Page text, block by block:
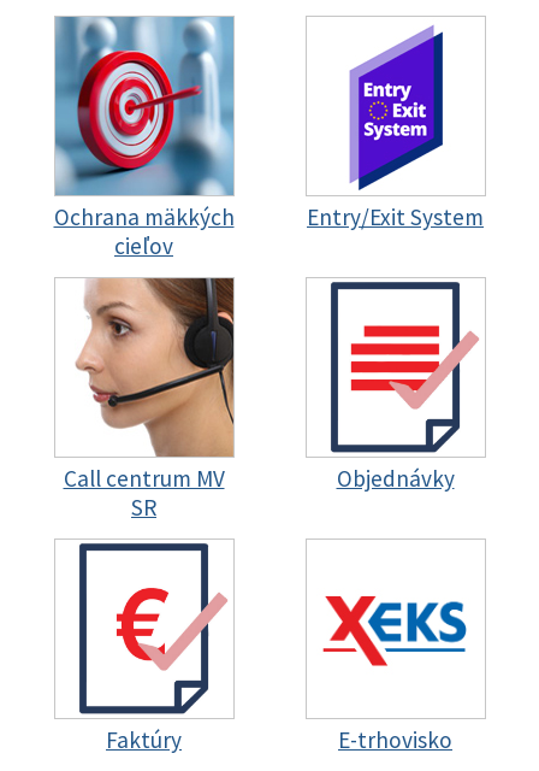
Ochrana mäkkých
cieľov
Entry/Exit System
Call centrum MV
SR
Objednávky
Faktúry E-trhovisko